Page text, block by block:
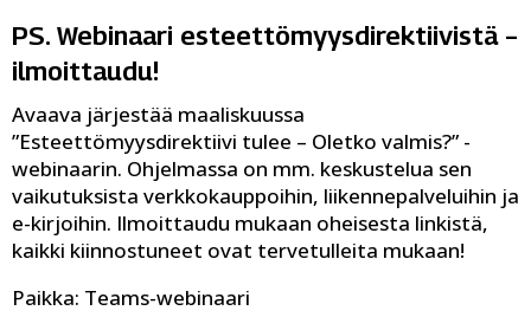
PS. Webinaari esteettömyysdirektiivistä –
ilmoittaudu!
Avaava järjestää maaliskuussa
”Esteettömyysdirektiivi tulee – Oletko valmis?” -
webinaarin. Ohjelmassa on mm. keskustelua sen
vaikutuksista verkkokauppoihin, liikennepalveluihin ja
e-kirjoihin. Ilmoittaudu mukaan oheisesta linkistä,
kaikki kiinnostuneet ovat tervetulleita mukaan!
Paikka: Teams-webinaari